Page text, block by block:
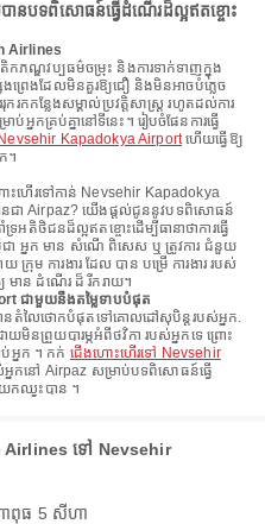
ានបទពិសោធន៍ធ្វើដំណើរដ៏ល្អឥតខ្ចោះ
Airlines
តិកភណ្ឌវប្បធម៌ចម្រុះ និងការទាក់ទាញក្នុង
ព្រេងដែលមិនគួរឱ្យជឿ និងមិនអាចបំភ្លេច
កកន្លែងសម្គាល់ប្រវត្តិសាស្ត្រ រហូតដល់ការ
អ្នកគ្រប់គ្នានៅទីនេះ។ រៀបចំផែនការធ្វើ
Nevsehir Kapadokya Airportហើយធ្វើឱ្យ
។
ះហើរទៅកាន់ Nevsehir Kapadokya
នជា Airpaz? យើងផ្តល់ជូននូវបទពិសោធន៍
រអតិថិជនដ៏ល្អឥតខ្ចោះដើម្បីធានាថាការធ្វើ
ា អ្នក មាន សំណើ ពិសេស ឬ ត្រូវការ ជំនួយ
ម ការងារ ដែល បាន បម្រើ ការងារ របស់
មាន ដំណើរ ដ៏ រីករាយ។
ជាមួយនឹងតម្លៃទាបបំផុត
នតំលៃថោកបំផុតទៅគោលដៅសុបិន្តរបស់អ្នក.
ព្រួយបារម្ភអំពីថវិកា របស់អ្នកទេ ព្រោះ
អ្នក ។ កក់ ជើងហោះហើរទៅ Nevsehir
កនៅ Airpaz សម្រាប់បទពិសោធន៍ធ្វើ
កឈ្នះបាន ។
Airlines ទៅ Nevsehir
ពុធ 5 សីហា